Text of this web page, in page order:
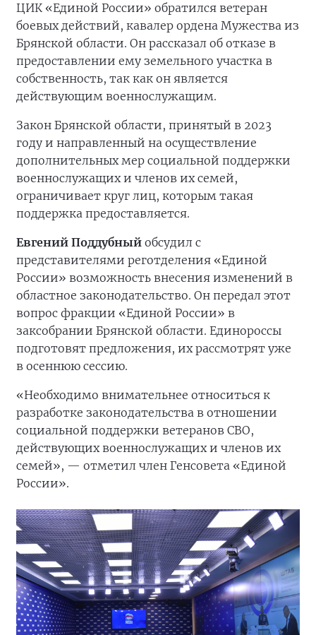
ЦИК «Единой России» обратился ветеран
боевых действий, кавалер ордена Мужества из
Брянской области. Он рассказал об отказе в
предоставлении ему земельного участка в
собственность, так как он является
действующим военнослужащим.
Закон Брянской области, принятый в 2023
году и направленный на осуществление
дополнительных мер социальной поддержки
военнослужащих и членов их семей,
ограничивает круг лиц, которым такая
поддержка предоставляется.
Евгений Поддубный обсудил с
представителями реготделения «Единой
России» возможность внесения изменений в
областное законодательство. Он передал этот
вопрос фракции «Единой России» в
заксобрании Брянской области. Единороссы
подготовят предложения, их рассмотрят уже
в осеннюю сессию.
«Необходимо внимательнее относиться к
разработке законодательства в отношении
социальной поддержки ветеранов СВО,
действующих военнослужащих и членов их
семей», — отметил член Генсовета «Единой
России».